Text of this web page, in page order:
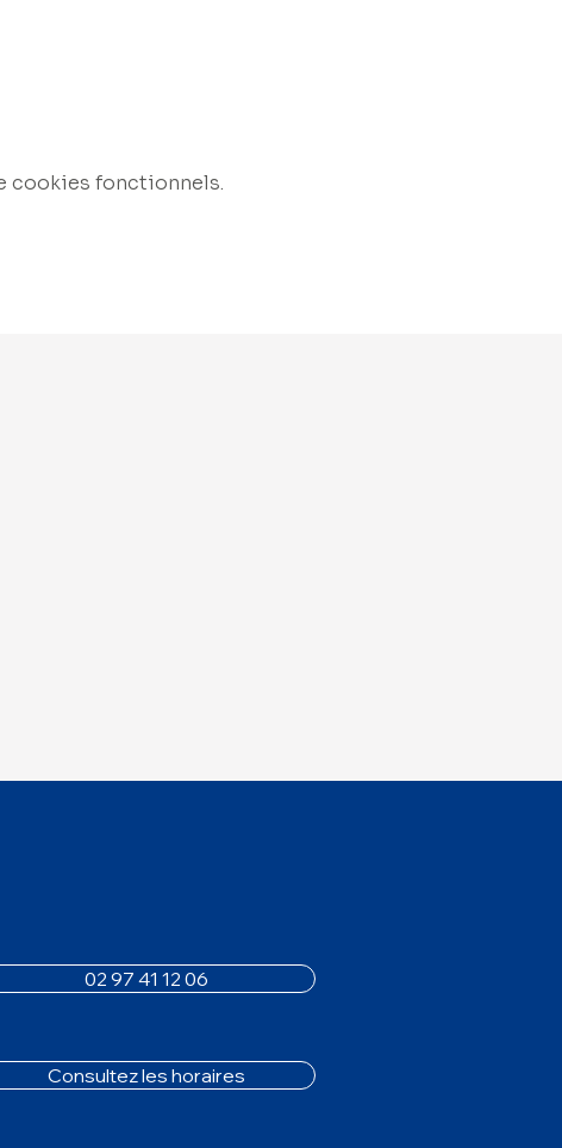
cookies fonctionnels.
02 97 41 12 06
Consultez les horaires